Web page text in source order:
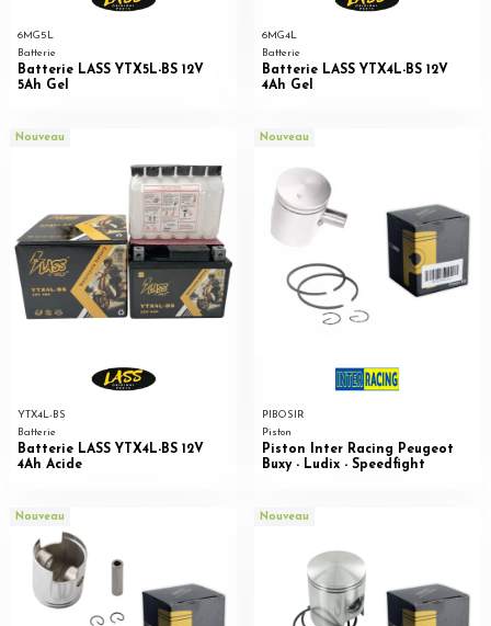
6MG5L
Batterie
Batterie LASS YTX5L-BS 12V
5Ah Gel
6MG4L
Batterie
Batterie LASS YTX4L-BS 12V
4Ah Gel
Nouveau
YTX4L-BS
Batterie
Batterie LASS YTX4L-BS 12V
4Ah Acide
Nouveau
PIBOSIR
Piston
Piston Inter Racing Peugeot
Buxy - Ludix - Speedfight
Nouveau Nouveau